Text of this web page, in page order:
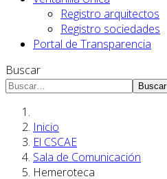
Registro arquitectos
Registro sociedades
Portal de Transparencia
Buscar
Buscar
Inicio
El CSCAE
Sala de Comunicación
Hemeroteca